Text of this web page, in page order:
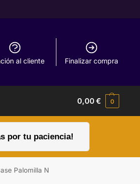
al cliente Finalizar compra
0,00€ 0
por tu paciencia!
Palomilla N